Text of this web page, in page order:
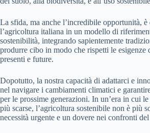
La sfida, ma anche l’incredibile opportunità,
l’agricoltura italiana in un modello di
sostenibilità, integrando sapientemente
produrre cibo in modo che rispetti le esigenze
presenti e future.
Dopotutto, la nostra capacità di adattarci e
nel navigare i cambiamenti climatici e
per le prossime generazioni. In un’era in cui
più scarse, l’agricoltura sostenibile non è più
necessità urgente e un dovere nei confronti